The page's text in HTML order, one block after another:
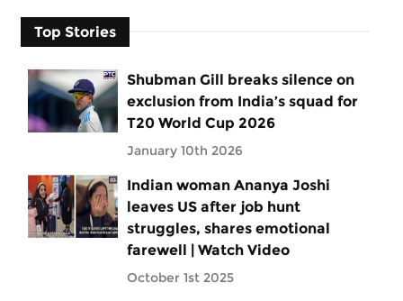
Top Stories
Shubman Gill breaks silence on
exclusion from India’s squad for
T20 World Cup 2026
January 10th 2026
Indian woman Ananya Joshi
leaves US after job hunt
struggles, shares emotional
farewell | Watch Video
October 1st 2025